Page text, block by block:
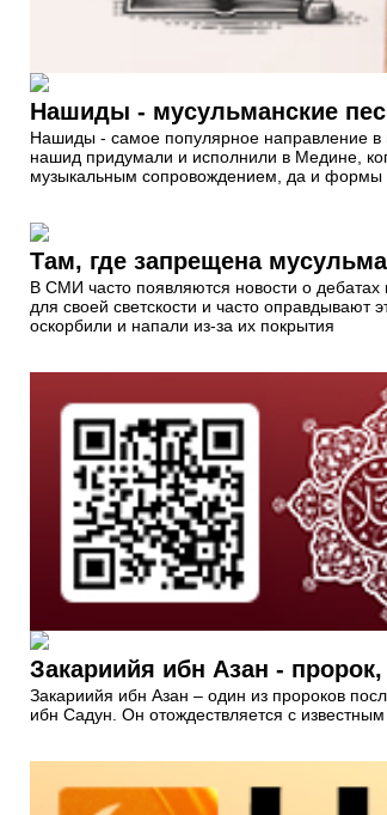
Нашиды - мусульманские
Нашиды - самое популярное направление в
нашид придумали и исполнили в Медине,
музыкальным сопровождением, да и формы
Там, где запрещена
В СМИ часто появляются новости о дебатах
для своей светскости и часто
оскорбили и напали из-за их покрытия
Закариийя ибн Азан -
Закариийя ибн Азан – один из пророков
ибн Садун. Он отождествляется с